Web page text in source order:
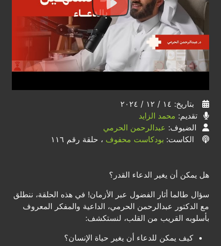
بتاريخ: ١٤ / ١٢ / ٢٠٢٤
تقديم: محمد الزايد
الضيوف: عبدالرحمن الحرمي
الكاست: بودكاست محفوف ، حلقة رقم ١١٦
هل يمكن أن يغير الدعاء القدر؟
سؤال طالما أثار الفضول عبر الأزمان! في هذه الحلقة، ننطلق
مع الدكتور عبدالرحمن الحرمي، الداعية والمفكر المعروف
بأسلوبه القريب من القلب، لنستكشف:
كيف يمكن للدعاء أن يغير حياة الإنسان؟